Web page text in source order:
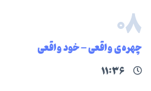
۰۸
چهره‌ی واقعی – خود واقعی
۱۱:۳۶